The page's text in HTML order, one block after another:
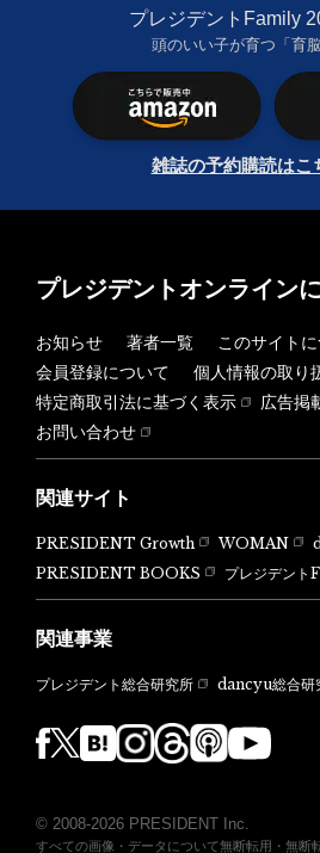
プレジデントFamily
頭のいい子が育つ「育
雑誌の予約購読はこ
プレジデントオンライン
お知らせ 著者一覧
このサイト
会員登録について
個人情報の取り
特定商取引法に基づく表示
広告掲
お問い合わせ
関連サイト
PRESIDENT Growth WOMAN
PRESIDENT BOOKS
プレジデン
関連事業
プレジデント総合研究所 dancyu総合研
© 2008-2026 PRESIDENT Inc.
すべての画像・データについて無断転用・無断